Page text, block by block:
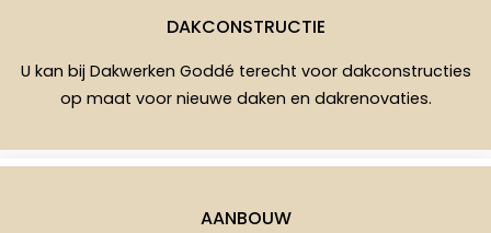
DAKCONSTRUCTIE
U kan bij Dakwerken Goddé terecht voor dakconstructies
op maat voor nieuwe daken en dakrenovaties.
AANBOUW